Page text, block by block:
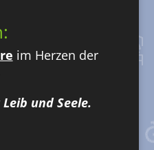
im Herzen der
und Seele.